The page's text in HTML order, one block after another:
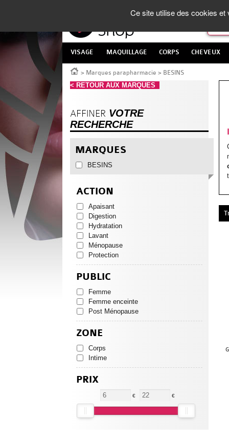
VISAGE MAQUILLAGE CORPS CHEVEUX
Accueil
> Marques parapharmacie > BESINS
< RETOUR AUX MARQUES
AFFINER VOTRE
RECHERCHE
MARQUES
BESINS
ACTION
Apaisant
Digestion
Hydratation
Lavant
Ménopause
Protection
PUBLIC
Femme
Femme enceinte
Post Ménopause
ZONE
Corps
Intime
PRIX
€ €
Ce site utilise des cookies